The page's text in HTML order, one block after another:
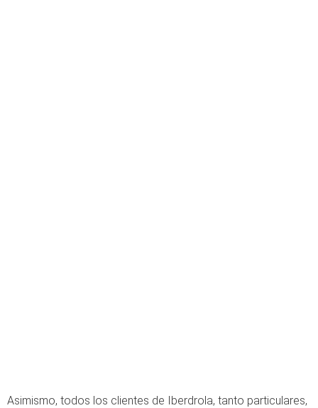
Asimismo, todos los clientes de Iberdrola, tanto particulares,